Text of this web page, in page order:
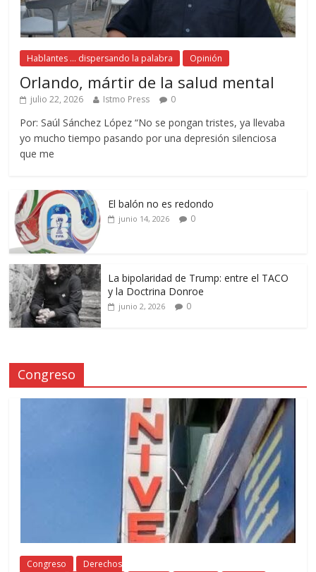
Hablantes ... dispersando la palabra Opinión
Orlando, mártir de la salud mental
julio 22, 2026 Istmo Press 0
Por: Saúl Sánchez López “No se pongan tristes, ya llevaba
yo mucho tiempo pasando por una depresión silenciosa
que me
El balón no es redondo
junio 14, 2026 0
La bipolaridad de Trump: entre el TACO
y la Doctrina Donroe
junio 2, 2026 0
Congreso
Congreso
Derechos